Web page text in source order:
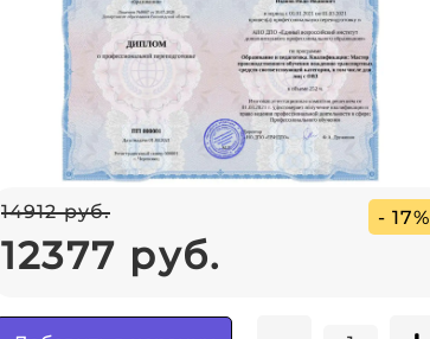
14912 руб.
12377 руб.
- 17%